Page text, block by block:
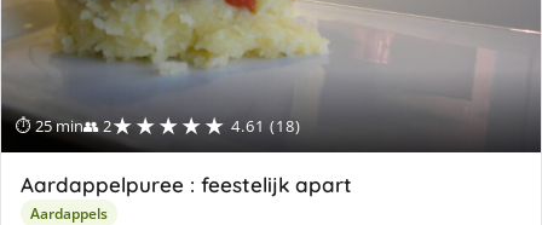
⏱ 25 min👥 2★★★★★ 4.61 (18)
Aardappelpuree : feestelijk apart
Aardappels